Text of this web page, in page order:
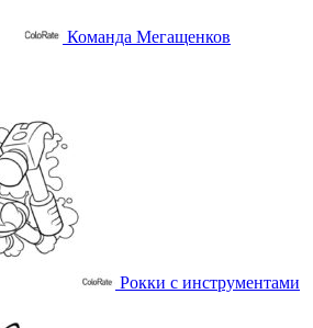
Команда Мегащенков
Рокки с инструментами